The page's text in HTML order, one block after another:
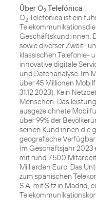
Über O2 Telefónica
O2Telefónica ist ein
Geschäftskund:innen.
sowie diverser Zweit-
klassischen Telefonie-
innovative digitale
und Datenanalyse. Im
über 45 Millionen
31.12.2023). Kein
Menschen. Das
ausgezeichnete
über 99% der
seinen Kund:innen die
geografische
Im Geschäftsjahr
mit rund 7.500
Milliarden Euro. Das
zum spanischen
S.A. mit Sitz in Madrid,